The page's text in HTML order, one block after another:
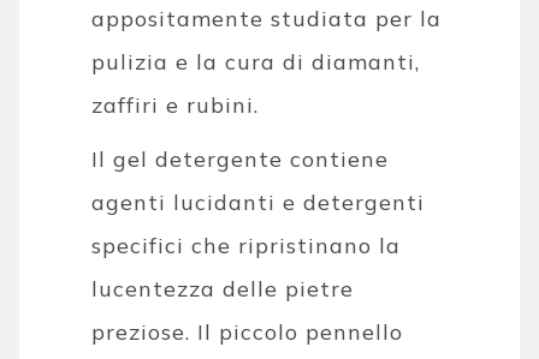
appositamente studiata per la
pulizia e la cura di diamanti,
zaffiri e rubini.
Il gel detergente contiene
agenti lucidanti e detergenti
specifici che ripristinano la
lucentezza delle pietre
preziose. Il piccolo pennello